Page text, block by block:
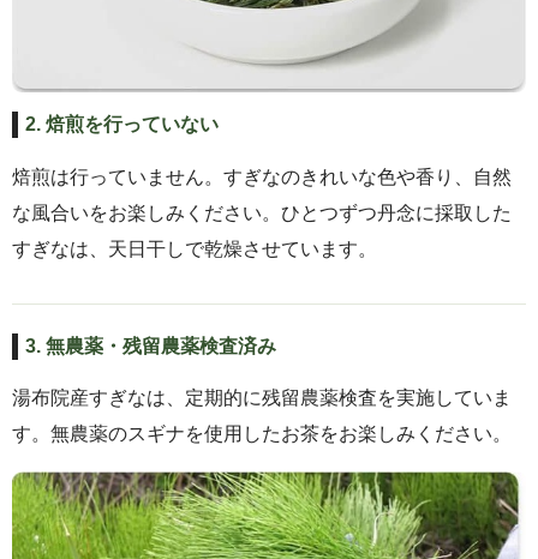
2. 焙煎を行っていない
焙煎は行っていません。すぎなのきれいな色や香り、自然
な風合いをお楽しみください。ひとつずつ丹念に採取した
すぎなは、天日干しで乾燥させています。
3. 無農薬・残留農薬検査済み
湯布院産すぎなは、定期的に残留農薬検査を実施していま
す。無農薬のスギナを使用したお茶をお楽しみください。